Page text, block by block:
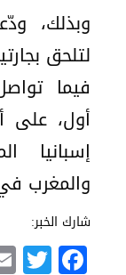
وبذلك،
لتلحق
فيما
أول، على
إسبانيا
والمغرب
شارك الخبر: